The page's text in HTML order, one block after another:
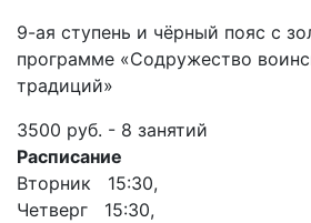
9-ая ступень и чёрный пояс с
программе «Содружество
традиций»
3500 руб. - 8 занятий
Расписание
Вторник 15:30,
Четверг 15:30,